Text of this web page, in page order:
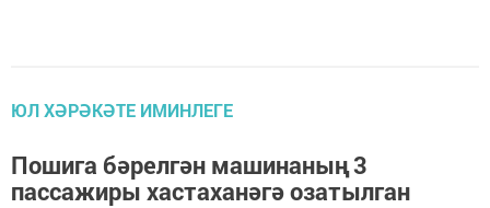
ЮЛ ХӘРӘКӘТЕ ИМИНЛЕГЕ
Пошига бәрелгән машинаның 3
пассажиры хастаханәгә озатылган